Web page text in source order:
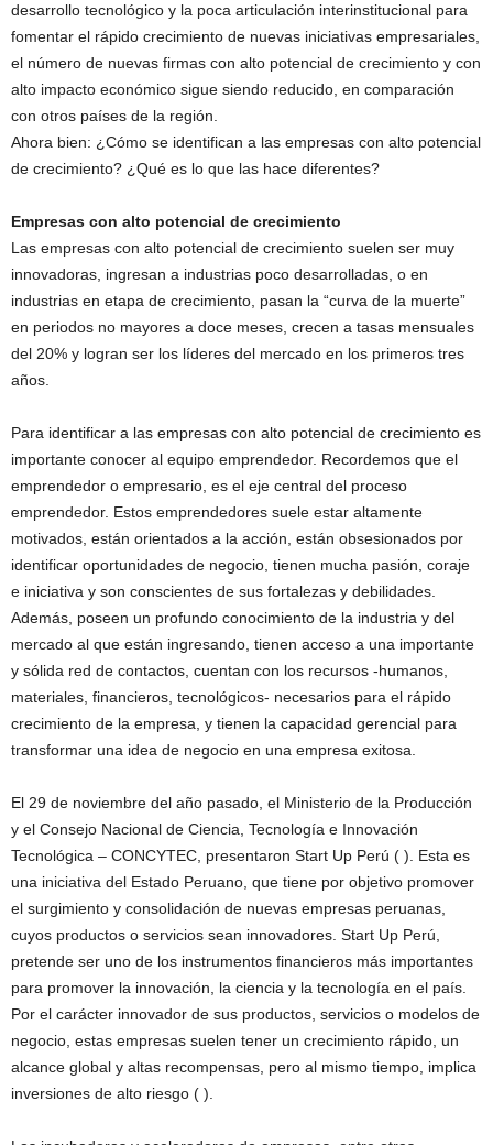
desarrollo tecnológico y la poca articulación interinstitucional para
fomentar el rápido crecimiento de nuevas iniciativas empresariales,
el número de nuevas firmas con alto potencial de crecimiento y con
alto impacto económico sigue siendo reducido, en comparación
con otros países de la región.
Ahora bien: ¿Cómo se identifican a las empresas con alto potencial
de crecimiento? ¿Qué es lo que las hace diferentes?
Empresas con alto potencial de crecimiento
Las empresas con alto potencial de crecimiento suelen ser muy
innovadoras, ingresan a industrias poco desarrolladas, o en
industrias en etapa de crecimiento, pasan la “curva de la muerte”
en periodos no mayores a doce meses, crecen a tasas mensuales
del 20% y logran ser los líderes del mercado en los primeros tres
años.
Para identificar a las empresas con alto potencial de crecimiento es
importante conocer al equipo emprendedor. Recordemos que el
emprendedor o empresario, es el eje central del proceso
emprendedor. Estos emprendedores suele estar altamente
motivados, están orientados a la acción, están obsesionados por
identificar oportunidades de negocio, tienen mucha pasión, coraje
e iniciativa y son conscientes de sus fortalezas y debilidades.
Además, poseen un profundo conocimiento de la industria y del
mercado al que están ingresando, tienen acceso a una importante
y sólida red de contactos, cuentan con los recursos -humanos,
materiales, financieros, tecnológicos- necesarios para el rápido
crecimiento de la empresa, y tienen la capacidad gerencial para
transformar una idea de negocio en una empresa exitosa.
El 29 de noviembre del año pasado, el Ministerio de la Producción
y el Consejo Nacional de Ciencia, Tecnología e Innovación
Tecnológica – CONCYTEC, presentaron Start Up Perú ( ). Esta es
una iniciativa del Estado Peruano, que tiene por objetivo promover
el surgimiento y consolidación de nuevas empresas peruanas,
cuyos productos o servicios sean innovadores. Start Up Perú,
pretende ser uno de los instrumentos financieros más importantes
para promover la innovación, la ciencia y la tecnología en el país.
Por el carácter innovador de sus productos, servicios o modelos de
negocio, estas empresas suelen tener un crecimiento rápido, un
alcance global y altas recompensas, pero al mismo tiempo, implica
inversiones de alto riesgo ( ).